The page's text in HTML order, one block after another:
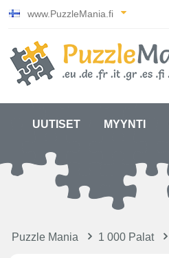
www.PuzzleMania.fi
UUTISET MYYNTI
Puzzle Mania 1 000 Palat